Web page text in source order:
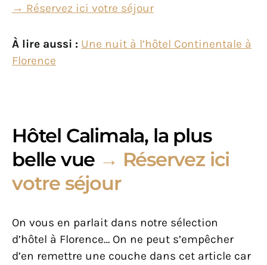
→ Réservez ici votre séjour
À lire aussi : Une nuit à l’hôtel Continentale à
Florence
Hôtel Calimala, la plus
belle vue → Réservez ici
votre séjour
On vous en parlait dans notre sélection
d’hôtel à Florence… On ne peut s’empêcher
d’en remettre une couche dans cet article car